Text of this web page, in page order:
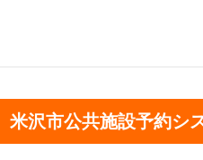
米沢市公共施設予約シ